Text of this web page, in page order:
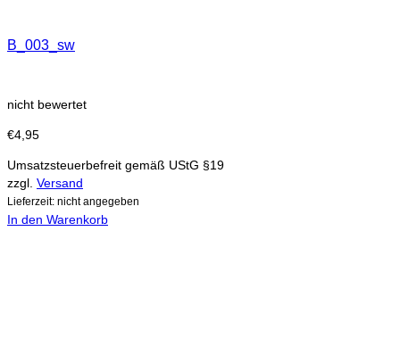
B_003_sw
nicht bewertet
€4,95
Umsatzsteuerbefreit gemäß UStG §19
zzgl. Versand
Lieferzeit: nicht angegeben
In den Warenkorb